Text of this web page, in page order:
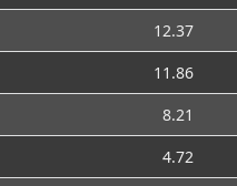
12.37
11.86
8.21
4.72